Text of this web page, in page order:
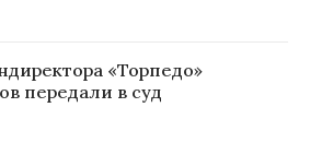
«Торпедо»
передали в суд